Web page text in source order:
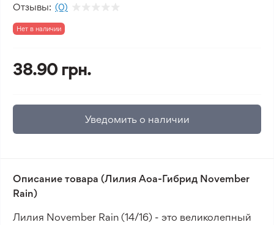
Отзывы: (0)
Нет в наличии
38.90 грн.
Уведомить о наличии
Описание товара (Лилия Aoa-Гибрид November
Rain)
Лилия November Rain (14/16) - это великолепный